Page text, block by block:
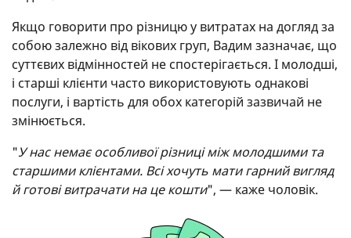
Якщо говорити про різницю у витратах на догляд за
собою залежно від вікових груп, Вадим зазначає, що
суттєвих відмінностей не спостерігається. І молодші,
і старші клієнти часто використовують однакові
послуги, і вартість для обох категорій зазвичай не
змінюється.
"У нас немає особливої різниці між молодшими та
старшими клієнтами. Всі хочуть мати гарний вигляд
й готові витрачати на це кошти", — каже чоловік.